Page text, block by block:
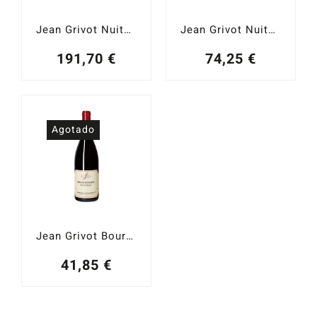
Jean Grivot Nuits-Saint-Georges 1er. Cru Aux Boudots 2017
191,70 €
Jean Grivot Nuits-Saint-Georges Les Charmois 2017
74,25 €
Agotado
Jean Grivot Bourgogne 2017
41,85 €